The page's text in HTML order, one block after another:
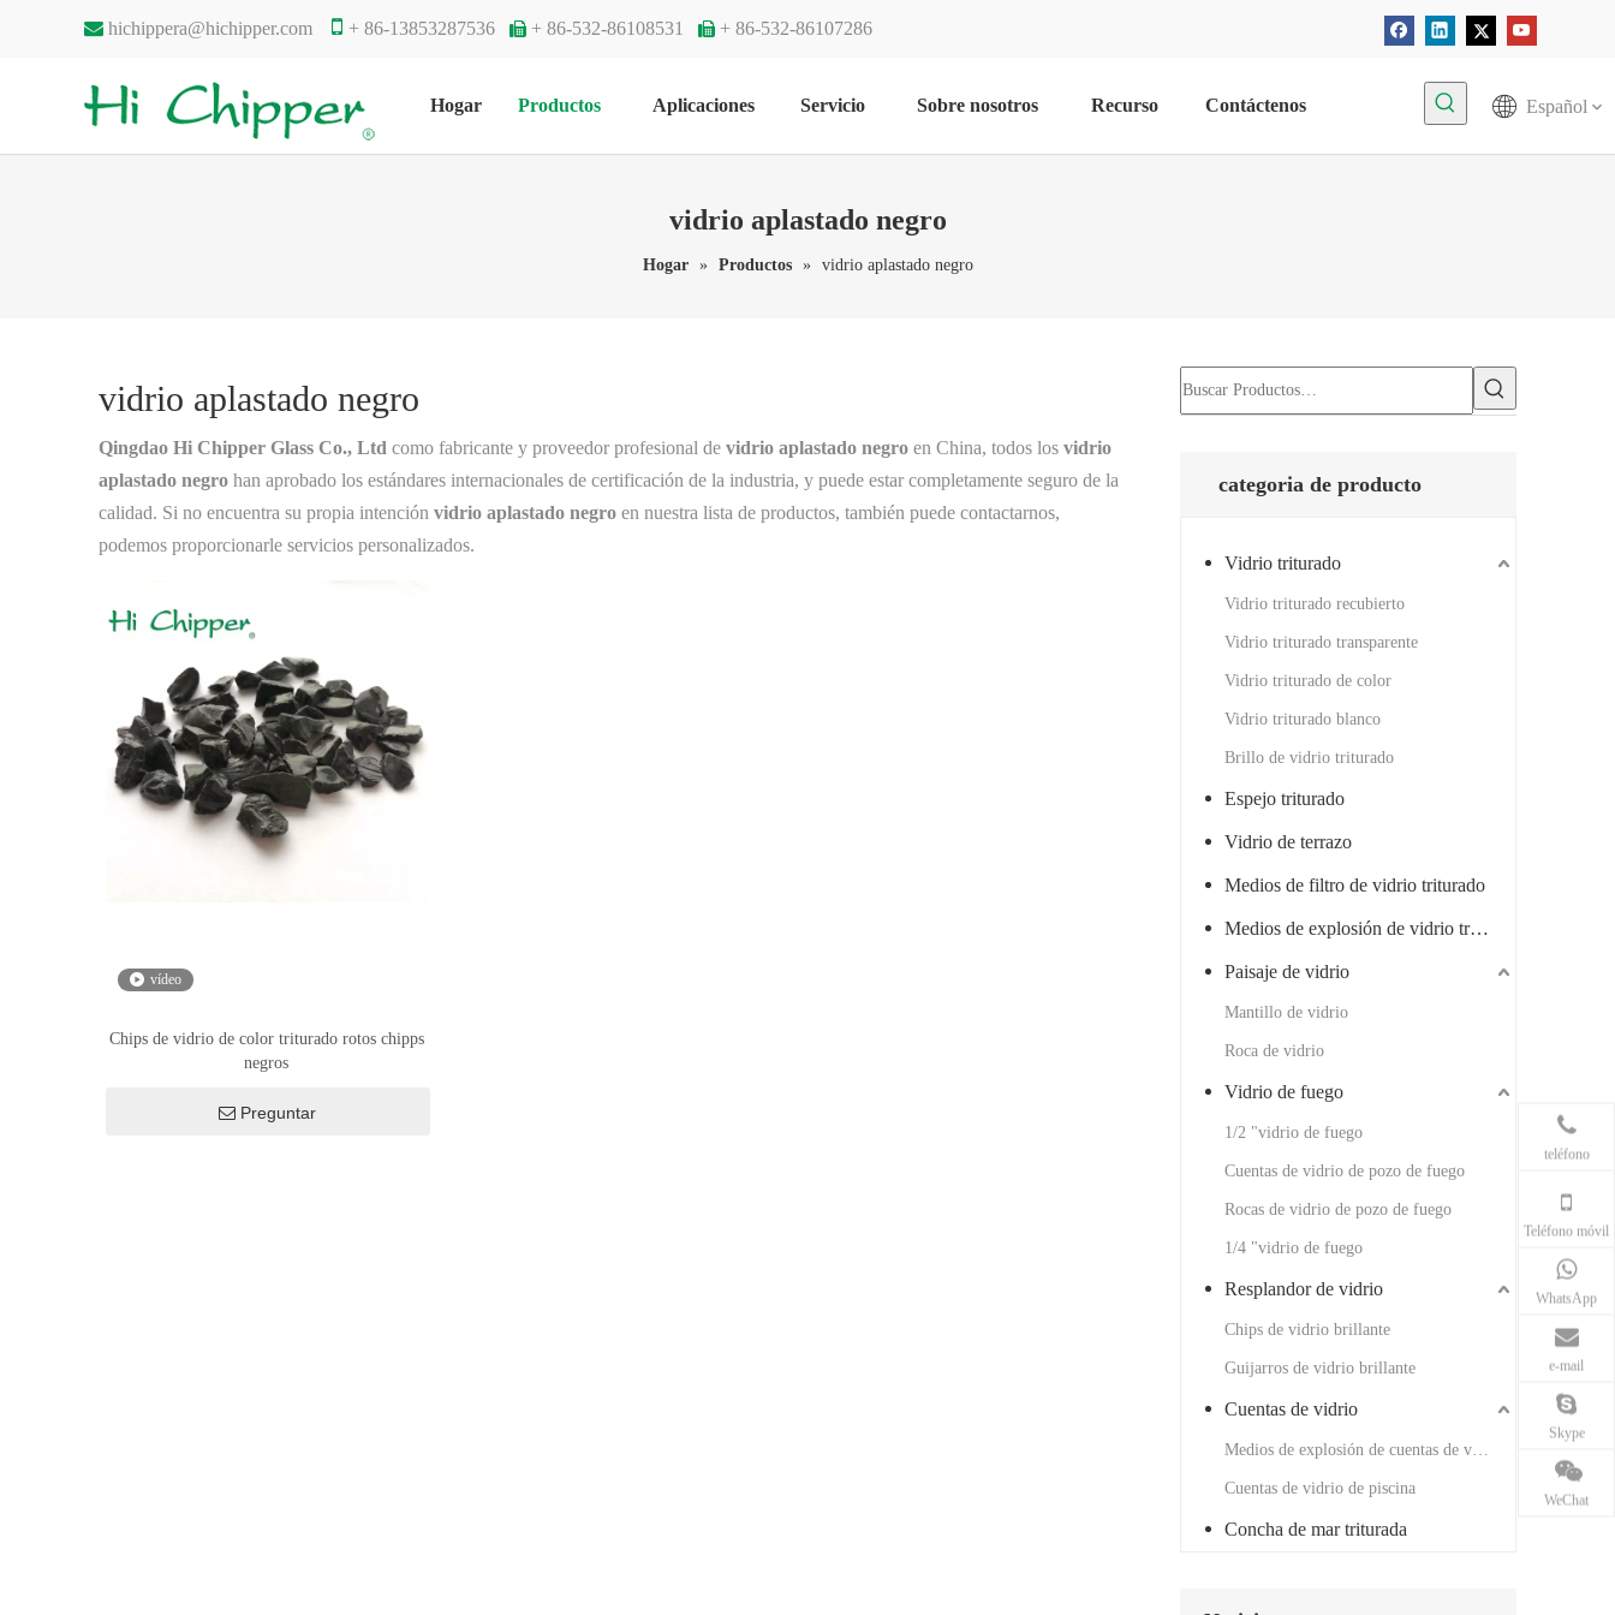
 hichippera@hichipper.com  + 86-13853287536  + 86-532-86108531  + 86-532-86107286
Hogar Productos Aplicaciones Servicio Sobre nosotros Recurso Contáctenos Español
vidrio aplastado negro
Hogar » Productos » vidrio aplastado negro
vidrio aplastado negro
Qingdao Hi Chipper Glass Co., Ltd como fabricante y proveedor profesional de vidrio aplastado negro en China, todos los vidrio
aplastado negro han aprobado los estándares internacionales de certificación de la industria, y puede estar completamente seguro de la
calidad. Si no encuentra su propia intención vidrio aplastado negro en nuestra lista de productos, también puede contactarnos,
podemos proporcionarle servicios personalizados.
vídeo
Chips de vidrio de color triturado rotos chipps
negros
Preguntar
categoria de producto
Vidrio triturado
Vidrio triturado recubierto
Vidrio triturado transparente
Vidrio triturado de color
Vidrio triturado blanco
Brillo de vidrio triturado
Espejo triturado
Vidrio de terrazo
Medios de filtro de vidrio triturado
Medios de explosión de vidrio triturado
Paisaje de vidrio
Mantillo de vidrio
Roca de vidrio
Vidrio de fuego
1/2 "vidrio de fuego
Cuentas de vidrio de pozo de fuego
Rocas de vidrio de pozo de fuego
1/4 "vidrio de fuego
Resplandor de vidrio
Chips de vidrio brillante
Guijarros de vidrio brillante
Cuentas de vidrio
Medios de explosión de cuentas de vidrio
Cuentas de vidrio de piscina
Concha de mar triturada
teléfono
Teléfono móvil
WhatsApp
e-mail
Skype
WeChat